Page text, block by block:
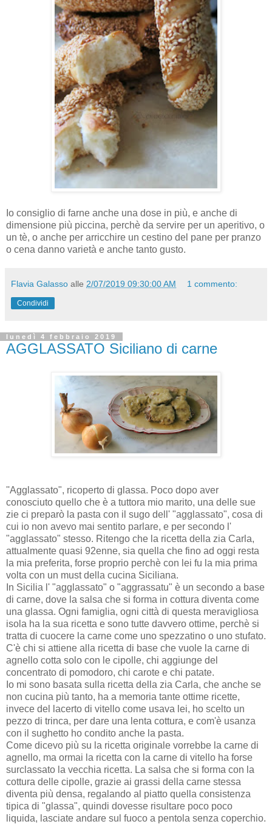
Io consiglio di farne anche una dose in più, e anche di
dimensione più piccina, perchè da servire per un aperitivo, o
un tè, o anche per arricchire un cestino del pane per pranzo
o cena danno varietà e anche tanto gusto.
Flavia Galasso alle 2/07/2019 09:30:00 AM 1 commento:
Condividi
lunedì 4 febbraio 2019
AGGLASSATO Siciliano di carne
''Agglassato", ricoperto di glassa. Poco dopo aver
conosciuto quello che è a tuttora mio marito, una delle sue
zie ci preparò la pasta con il sugo dell' "agglassato", cosa di
cui io non avevo mai sentito parlare, e per secondo l'
"agglassato" stesso. Ritengo che la ricetta della zia Carla,
attualmente quasi 92enne, sia quella che fino ad oggi resta
la mia preferita, forse proprio perchè con lei fu la mia prima
volta con un must della cucina Siciliana.
In Sicilia l' "agglassato" o "aggrassatu" è un secondo a base
di carne, dove la salsa che si forma in cottura diventa come
una glassa. Ogni famiglia, ogni città di questa meravigliosa
isola ha la sua ricetta e sono tutte davvero ottime, perchè si
tratta di cuocere la carne come uno spezzatino o uno stufato.
C'è chi si attiene alla ricetta di base che vuole la carne di
agnello cotta solo con le cipolle, chi aggiunge del
concentrato di pomodoro, chi carote e chi patate.
Io mi sono basata sulla ricetta della zia Carla, che anche se
non cucina più tanto, ha a memoria tante ottime ricette,
invece del lacerto di vitello come usava lei, ho scelto un
pezzo di trinca, per dare una lenta cottura, e com'è usanza
con il sughetto ho condito anche la pasta.
Come dicevo più su la ricetta originale vorrebbe la carne di
agnello, ma ormai la ricetta con la carne di vitello ha forse
surclassato la vecchia ricetta. La salsa che si forma con la
cottura delle cipolle, grazie ai grassi della carne stessa
diventa più densa, regalando al piatto quella consistenza
tipica di "glassa", quindi dovesse risultare poco poco
liquida, lasciate andare sul fuoco a pentola senza coperchio.